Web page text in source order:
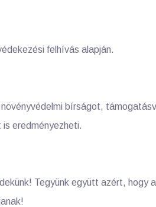
felhívás alapján.
bírságot,
eredményezheti.
Tegyünk együtt azért, hogy